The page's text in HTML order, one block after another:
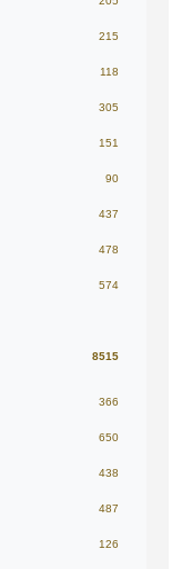
215
118
305
151
90
437
478
574
8515
366
650
438
487
126